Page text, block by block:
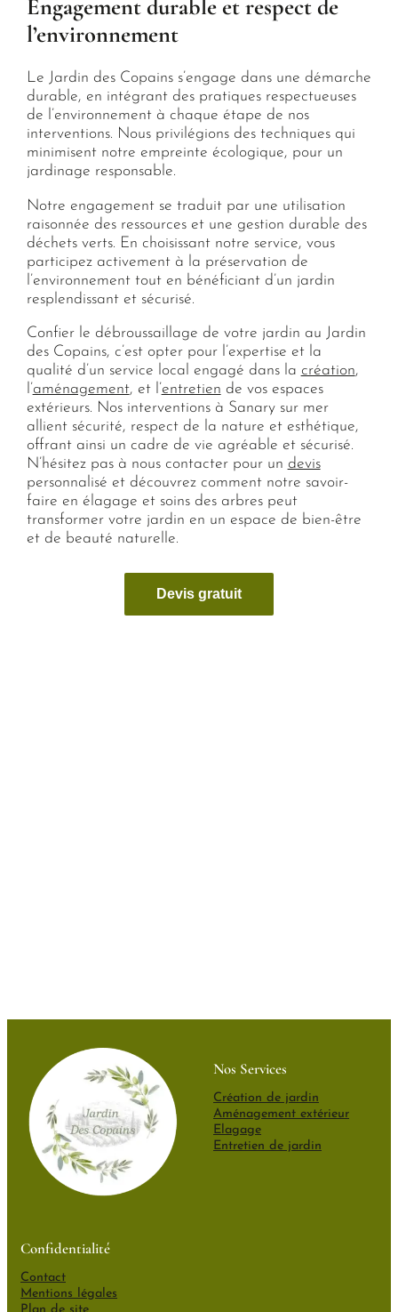
Engagement durable et respect de
l’environnement
Le Jardin des Copains s’engage dans une démarche
durable, en intégrant des pratiques respectueuses
de l’environnement à chaque étape de nos
interventions. Nous privilégions des techniques qui
minimisent notre empreinte écologique, pour un
jardinage responsable.
Notre engagement se traduit par une utilisation
raisonnée des ressources et une gestion durable des
déchets verts. En choisissant notre service, vous
participez activement à la préservation de
l’environnement tout en bénéficiant d’un jardin
resplendissant et sécurisé.
Confier le débroussaillage de votre jardin au Jardin
des Copains, c’est opter pour l’expertise et la
qualité d’un service local engagé dans la création,
l’aménagement, et l’entretien de vos espaces
extérieurs. Nos interventions à Sanary sur mer
allient sécurité, respect de la nature et esthétique,
offrant ainsi un cadre de vie agréable et sécurisé.
N’hésitez pas à nous contacter pour un devis
personnalisé et découvrez comment notre savoir-
faire en élagage et soins des arbres peut
transformer votre jardin en un espace de bien-être
et de beauté naturelle.
Devis gratuit
Nos Services
Création de jardin
Aménagement extérieur
Elagage
Entretien de jardin
Confidentialité
Contact
Mentions légales